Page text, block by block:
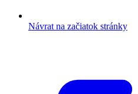
Návrat na začiatok stránky